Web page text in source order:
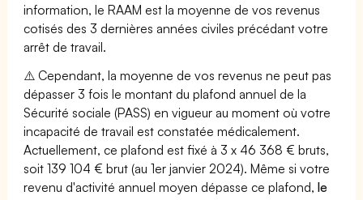
information, le RAAM est la moyenne de vos revenus
cotisés des 3 dernières années civiles précédant votre
arrêt de travail.
⚠️ Cependant, la moyenne de vos revenus ne peut pas
dépasser 3 fois le montant du plafond annuel de la
Sécurité sociale (PASS) en vigueur au moment où votre
incapacité de travail est constatée médicalement.
Actuellement, ce plafond est fixé à 3 x 46 368 € bruts,
soit 139 104 € brut (au 1er janvier 2024). Même si votre
revenu d'activité annuel moyen dépasse ce plafond,le